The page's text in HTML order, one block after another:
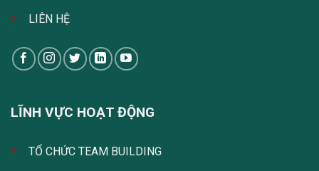
LIÊN HỆ
LĨNH VỰC HOẠT ĐỘNG
TỔ CHỨC TEAM BUILDING